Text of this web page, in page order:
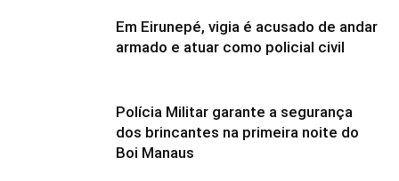
Em Eirunepé, vigia é acusado de andar
armado e atuar como policial civil
Polícia Militar garante a segurança
dos brincantes na primeira noite do
Boi Manaus